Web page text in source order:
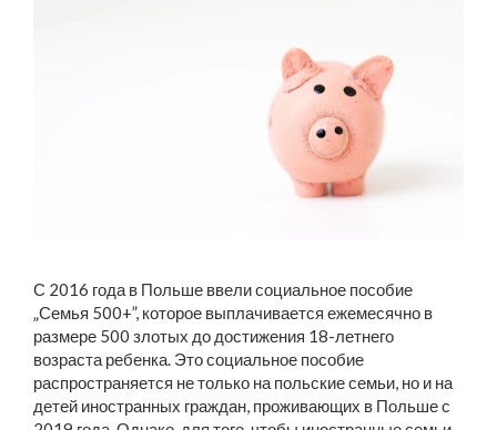
С 2016 года в Польше ввели социальное пособие
„Семья 500+”, которое выплачивается ежемесячно в
размере 500 злотых до достижения 18-летнего
возраста ребенка. Это социальное пособие
распространяется не только на польские семьи, но и на
детей иностранных граждан, проживающих в Польше с